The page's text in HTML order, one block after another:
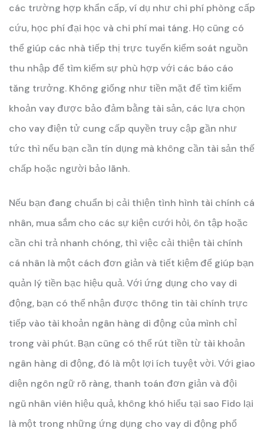
các trường hợp khẩn cấp, ví dụ như chi phí phòng cấp
cứu, học phí đại học và chi phí mai táng. Họ cũng có
thể giúp các nhà tiếp thị trực tuyến kiểm soát nguồn
thu nhập để tìm kiếm sự phù hợp với các báo cáo
tăng trưởng. Không giống như tiền mặt để tìm kiếm
khoản vay được bảo đảm bằng tài sản, các lựa chọn
cho vay điện tử cung cấp quyền truy cập gần như
tức thì nếu bạn cần tín dụng mà không cần tài sản thế
chấp hoặc người bảo lãnh.
Nếu bạn đang chuẩn bị cải thiện tình hình tài chính cá
nhân, mua sắm cho các sự kiện cưới hỏi, ôn tập hoặc
cần chi trả nhanh chóng, thì việc cải thiện tài chính
cá nhân là một cách đơn giản và tiết kiệm để giúp bạn
quản lý tiền bạc hiệu quả. Với ứng dụng cho vay di
động, bạn có thể nhận được thông tin tài chính trực
tiếp vào tài khoản ngân hàng di động của mình chỉ
trong vài phút. Bạn cũng có thể rút tiền từ tài khoản
ngân hàng di động, đó là một lợi ích tuyệt vời. Với giao
diện ngôn ngữ rõ ràng, thanh toán đơn giản và đội
ngũ nhân viên hiệu quả, không khó hiểu tại sao Fido lại
là một trong những ứng dụng cho vay di động phổ